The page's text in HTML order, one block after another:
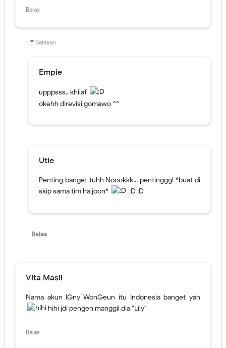
Balas
Balasan
Empie
upppsss.. khilaf
okehh direvisi gomawo ^^
Utie
Penting banget tuhh Noookkk... pentinggg! *buat di
skip sama tim ha joon*
:D :D
Balas
Vita Masli
Nama akun IGny WonGeun itu Indonesia banget yah
hihi jdi pengen manggil dia "Lily"
Balas